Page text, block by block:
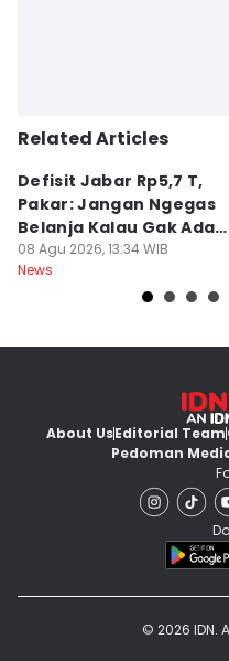
Related Articles
Defisit Jabar Rp5,7 T,
Pakar: Jangan Ngegas
Belanja Kalau Gak Ada
Duit
08 Agu 2026, 13:34 WIB
News
About UsEditorial Team
Pedoman
© 2026 IDN.